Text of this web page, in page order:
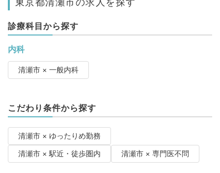
診療科目から探す
内科
清瀬市 × 一般内科
こだわり条件から探す
清瀬市 × ゆったりめ勤務
清瀬市 × 駅近・徒歩圏内
清瀬市 × 専門医不問